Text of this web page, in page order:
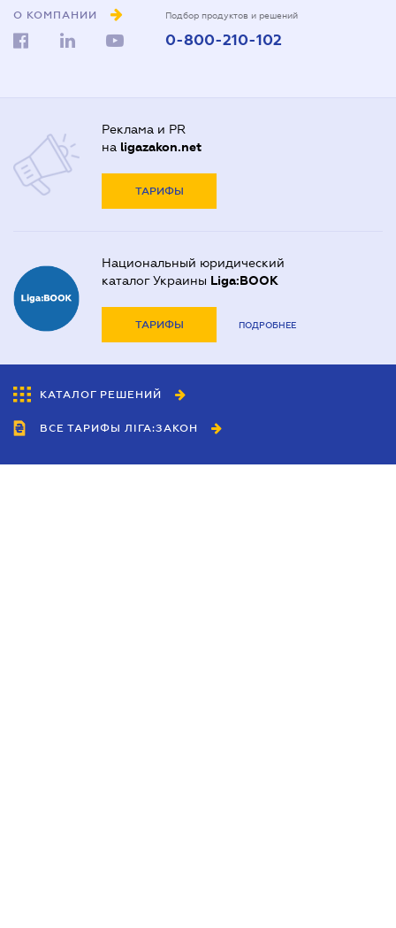
О КОМПАНИИ Подбор продуктов и решений
0-800-210-102
Реклама и PR
на ligazakon.net
ТАРИФЫ
Национальный юридический
каталог Украины Liga:BOOK
ТАРИФЫ ПОДРОБНЕЕ
КАТАЛОГ РЕШЕНИЙ
ВСЕ ТАРИФЫ ЛІГА:ЗАКОН